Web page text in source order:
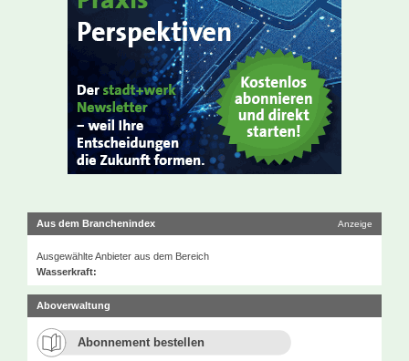
Aus dem Branchenindex Anzeige
Ausgewählte Anbieter aus dem Bereich
Wasserkraft:
Aboverwaltung
Abonnement bestellen